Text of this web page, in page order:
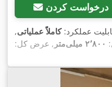
درخواست کردن
عملکرد:کاملاً عملیاتی,
۲٬۸۰۰ میلی‌متر
, عرض کل:
, تجهیزات:روشنایی